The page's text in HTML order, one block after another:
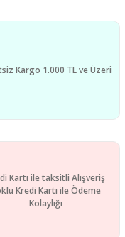
Kargo 1.000 TL ve Üzeri
Kartı ile taksitli Alışveriş
Kredi Kartı ile Ödeme
Kolaylığı